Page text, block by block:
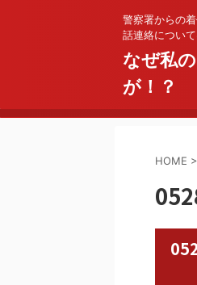
警察署からの
話連絡につい
なぜ私
が！？
HOME >